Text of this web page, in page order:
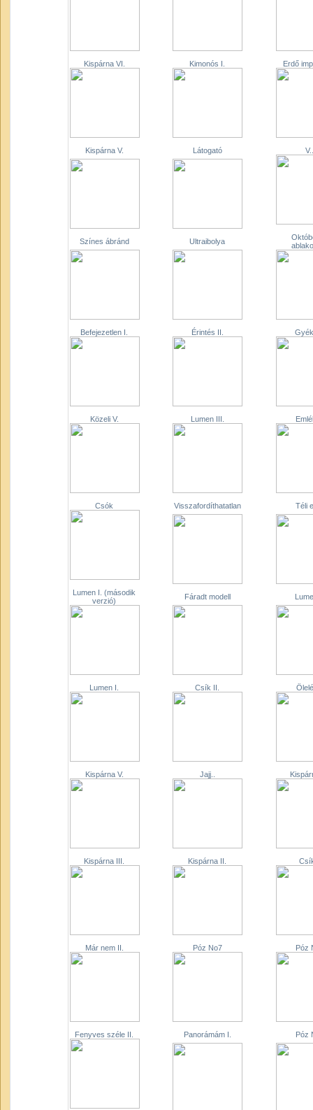
Kispárna VI. Kimonós I. Erdő
Kispárna V. Látogató
Színes ábránd Ultraibolya
Befejezetlen I. Érintés II.
Közeli V. Lumen III.
Csók Visszafordíthatatlan Téli
Lumen I. (második
verzió)
Fáradt modell
Lumen I. Csík II.
Kispárna V. Jajj..
Kispárna III. Kispárna II.
Már nem II. Póz No7 Póz
Fenyves széle II. Panorámám I. Póz